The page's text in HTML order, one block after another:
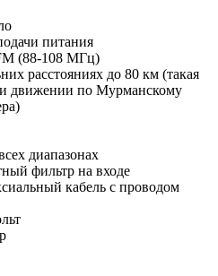
питания
(88-108 МГц)
расстояниях до 80 км (такая
движении по Мурманскому
диапазонах
фильтр на входе
кабель с проводом